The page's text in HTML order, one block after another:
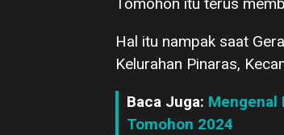
Hal itu nampak saat
Kelurahan Pinaras,
Baca Juga: Mengenal
Tomohon 2024